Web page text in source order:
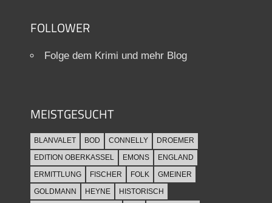
FOLLOWER
Folge dem Krimi und mehr Blog
MEISTGESUCHT
BLANVALET BOD CONNELLY
DROEMER
EDITION OBERKASSEL
EMONS
ENGLAND
ERMITTLUNG
FISCHER FOLK
GMEINER
GOLDMANN
HEYNE
HISTORISCH